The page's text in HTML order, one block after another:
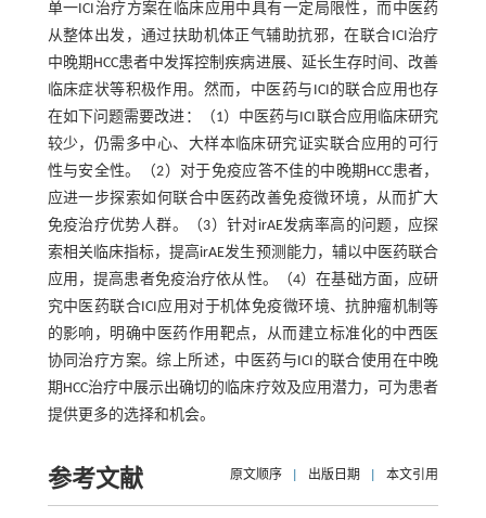
单一ICI治疗方案在临床应用中具有一定局限性，而中医药
从整体出发，通过扶助机体正气辅助抗邪，在联合ICI治疗
中晚期HCC患者中发挥控制疾病进展、延长生存时间、改善
临床症状等积极作用。然而，中医药与ICI的联合应用也存
在如下问题需要改进：（1）中医药与ICI联合应用临床研究
较少，仍需多中心、大样本临床研究证实联合应用的可行
性与安全性。（2）对于免疫应答不佳的中晚期HCC患者，
应进一步探索如何联合中医药改善免疫微环境，从而扩大
免疫治疗优势人群。（3）针对irAE发病率高的问题，应探
索相关临床指标，提高irAE发生预测能力，辅以中医药联合
应用，提高患者免疫治疗依从性。（4）在基础方面，应研
究中医药联合ICI应用对于机体免疫微环境、抗肿瘤机制等
的影响，明确中医药作用靶点，从而建立标准化的中西医
协同治疗方案。综上所述，中医药与ICI的联合使用在中晚
期HCC治疗中展示出确切的临床疗效及应用潜力，可为患者
提供更多的选择和机会。
参考文献 原文顺序 出版日期 本文引用